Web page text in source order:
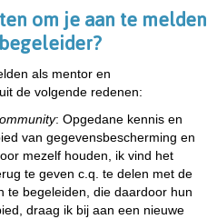
om je aan te melden
als mentor en
de volgende redenen:
: Opgedane kennis en
van gegevensbescherming en
mezelf houden, ik vind het
te geven c.q. te delen met de
te begeleiden, die daardoor hun
draag ik bij aan een nieuwe